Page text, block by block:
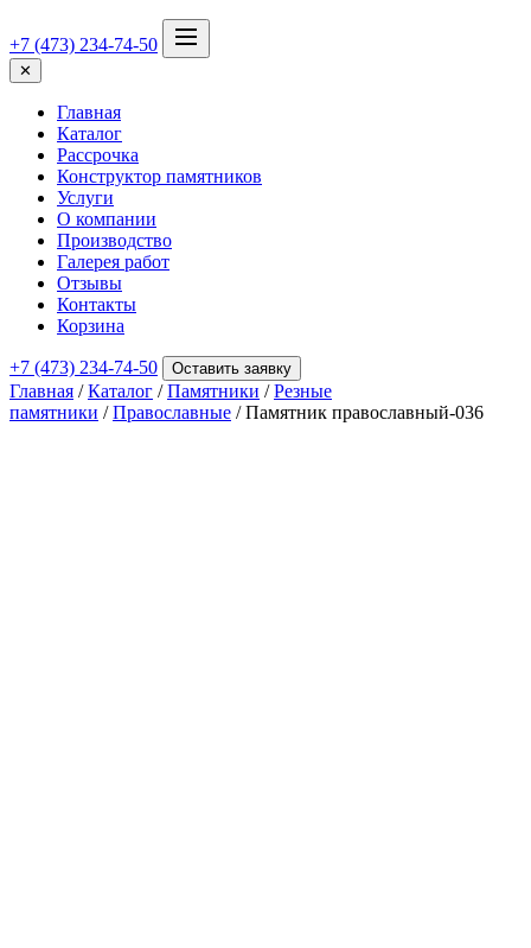
+7 (473) 234-74-50
✕
Главная
Каталог
Рассрочка
Конструктор памятников
Услуги
О компании
Производство
Галерея работ
Отзывы
Контакты
Корзина
+7 (473) 234-74-50 Оставить заявку
Главная /Каталог /Памятники /Резные
памятники /Православные / Памятник православный-036